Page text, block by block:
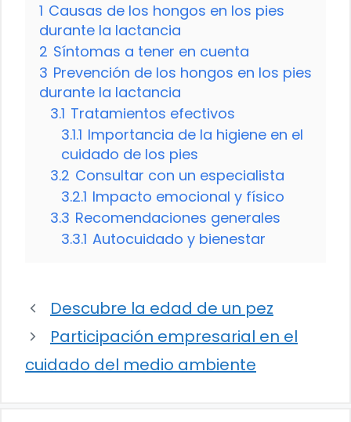
1 Causas de los hongos en los pies
durante la lactancia
2 Síntomas a tener en cuenta
3 Prevención de los hongos en los pies
durante la lactancia
3.1 Tratamientos efectivos
3.1.1 Importancia de la higiene en el
cuidado de los pies
3.2 Consultar con un especialista
3.2.1 Impacto emocional y físico
3.3 Recomendaciones generales
3.3.1 Autocuidado y bienestar
Descubre la edad de un pez
Participación empresarial en el
cuidado del medio ambiente